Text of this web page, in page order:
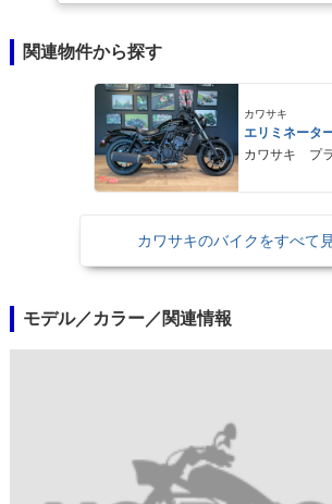
関連物件から探す
カワサキ
エリミネータ
カワサキ プ
カワサキのバイクをすべて
モデル／カラー／関連情報